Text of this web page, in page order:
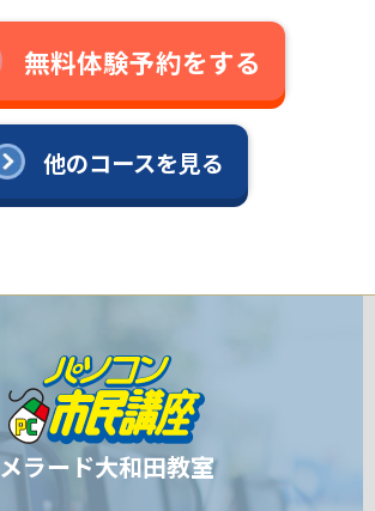
無料体験予約をする
他のコースを見る
メラード大和田教室